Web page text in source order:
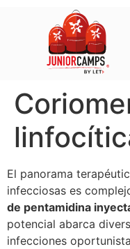
El panorama
infecciosas es
de pentamidina
potencial abarca
infecciones